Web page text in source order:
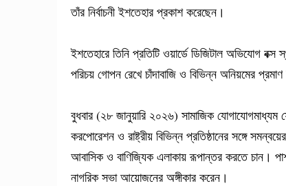
তাঁর নির্বাচনী ইশতেহার প্রকাশ করেছেন।
ইশতেহারে তিনি প্রতিটি ওয়ার্ডে ডিজিটাল অভিযোগ
পরিচয় গোপন রেখে চাঁদাবাজি ও বিভিন্ন অনিয়মের প্রমাণ
বুধবার (২৮ জানুয়ারি ২০২৬) সামাজিক যোগাযোগমাধ্যম
করপোরেশন ও রাষ্ট্রীয় বিভিন্ন প্রতিষ্ঠানের সঙ্গে
আবাসিক ও বাণিজ্যিক এলাকায় রূপান্তর করতে চান।
নাগরিক সভা আয়োজনের অঙ্গীকার করেন।